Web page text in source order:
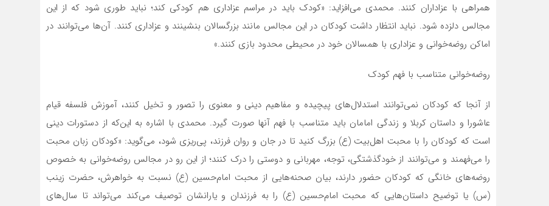
همراهی با عزاداران کنند. محمدی می‌افزاید: «کودک باید در مراسم عزاداری هم کودکی کند؛ نباید طوری شود که از این
مجالس دلزده شود. نباید انتظار داشت کودکان در این مجالس مانند بزرگسالان بنشینند و عزاداری کنند. آن‌ها می‌توانند در
اماکن روضه‌خوانی و عزاداری با همسالان خود در محیطی محدود بازی کنند.»
روضه‌خوانی متناسب با فهم کودک
از آنجا که کودکان نمی‌توانند استدلال‌های پیچیده و مفاهیم دینی و معنوی را تصور و تخیل کنند، آموزش فلسفه قیام
عاشورا و داستان کربلا و زندگی امامان باید متناسب با فهم آ‌نها صورت گیرد. محمدی با اشاره به این‌که از دستورات دینی
است که کودکان را با محبت اهل‌بیت (ع) بزرگ کنید تا در جان و روان فرزند، پی‌ریزی شود، می‌گوید: «کودکان زبان محبت
را می‌فهمند و می‌توانند از خودگذشتگی، توجه، مهربانی و دوستی را درک کنند؛ از این رو در مجالس روضه‌خوانی به خصوص
روضه‌های خانگی که کودکان حضور دارند، بیان صحنه‌هایی از محبت امام‌حسین (ع) نسبت به خواهرش، حضرت زینب
(س) یا توضیح داستان‌هایی که محبت امام‌حسین (ع) را به فرزندان و یارانشان توصیف می‌کند می‌تواند تا سال‌های